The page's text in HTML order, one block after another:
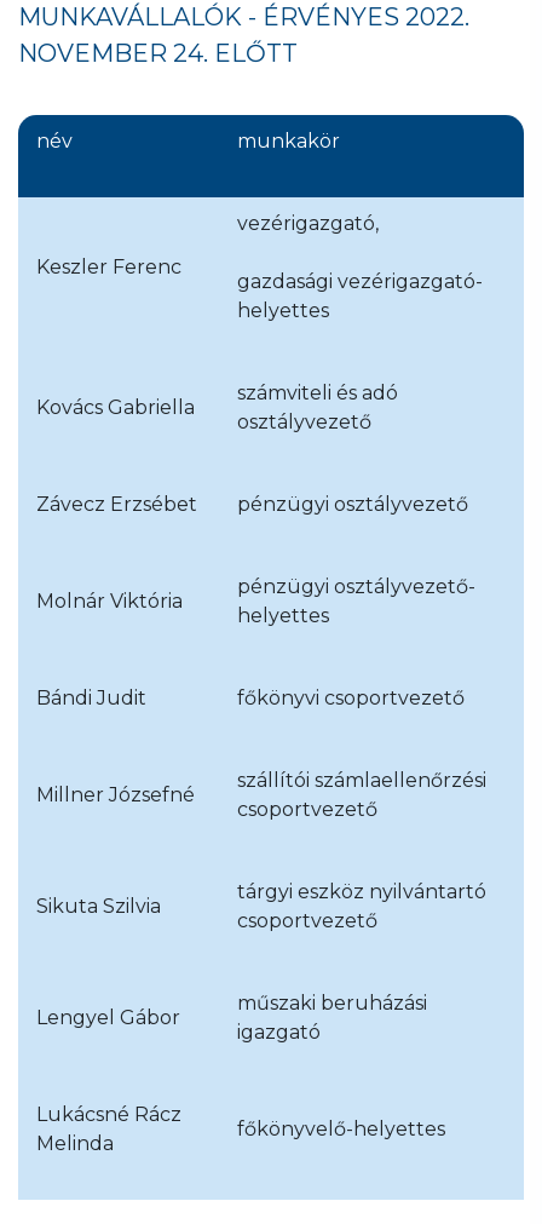
MUNKAVÁLLALÓK - ÉRVÉNYES 2022.
NOVEMBER 24. ELŐTT
név munkakör
Keszler Ferenc
vezérigazgató,
gazdasági vezérigazgató-
helyettes
Kovács Gabriella
számviteli és adó
osztályvezető
Závecz Erzsébet pénzügyi osztályvezető
Molnár Viktória
pénzügyi osztályvezető-
helyettes
Bándi Judit főkönyvi csoportvezető
Millner Józsefné
szállítói számlaellenőrzési
csoportvezető
Sikuta Szilvia
tárgyi eszköz nyilvántartó
csoportvezető
Lengyel Gábor
műszaki beruházási
igazgató
Lukácsné Rácz
Melinda
főkönyvelő-helyettes